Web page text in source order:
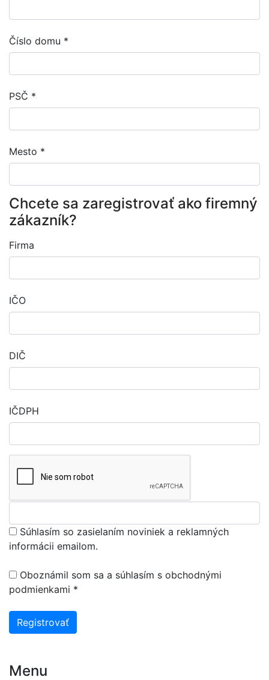
Číslo domu *
PSČ *
Mesto *
Chcete sa zaregistrovať ako firemný
zákazník?
Firma
IČO
DIČ
IČDPH
Súhlasím so zasielaním noviniek a reklamných
informácii emailom.
Oboznámil som sa a súhlasím s obchodnými
podmienkami *
Registrovať
Menu